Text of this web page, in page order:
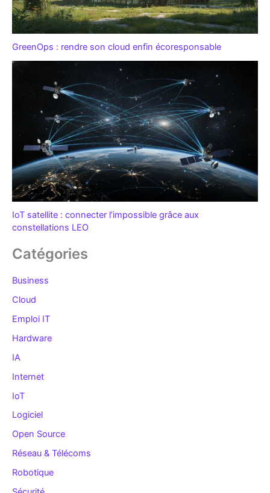
GreenOps : rendre son cloud enfin écoresponsable
IoT satellite : connecter l’impossible grâce aux
constellations LEO
Catégories
Business
Cloud
Emploi IT
Hardware
IA
Internet
IoT
Logiciel
Open Source
Réseau & Télécoms
Robotique